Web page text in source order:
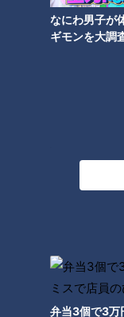
なにわ男子が
ギモンを大調
弁当3個で3万
日本で生まれた「ビ
ル」～ハワイで爆発